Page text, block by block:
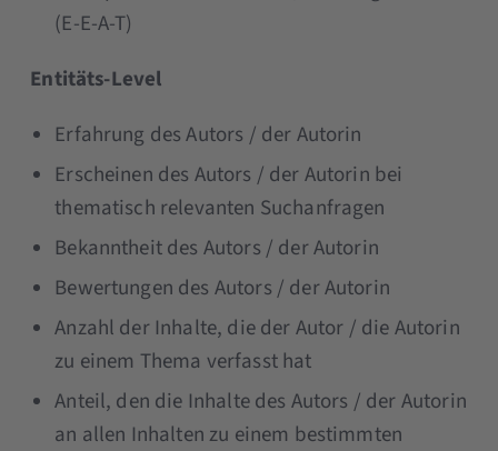
(E-E-A-T)
Entitäts-Level
Erfahrung des Autors / der Autorin
Erscheinen des Autors / der Autorin bei
thematisch relevanten Suchanfragen
Bekanntheit des Autors / der Autorin
Bewertungen des Autors / der Autorin
Anzahl der Inhalte, die der Autor / die Autorin
zu einem Thema verfasst hat
Anteil, den die Inhalte des Autors / der Autorin
an allen Inhalten zu einem bestimmten